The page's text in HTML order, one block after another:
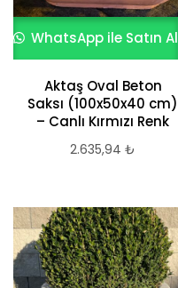
WhatsApp ile Satın Al
Aktaş Oval Beton
Saksı (100x50x40 cm)
– Canlı Kırmızı Renk
2.635,94 ₺